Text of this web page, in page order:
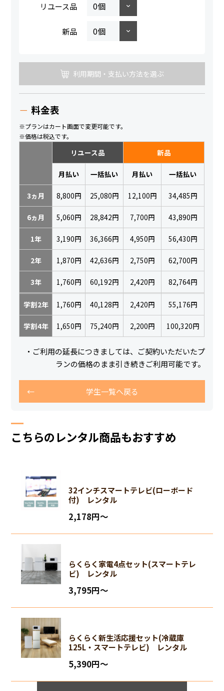
リユース品
新品
利用期間・支払い方法を選ぶ
料金表
※プランはカート画面で変更可能です。
※価格は税込です。
リユース品 新品
月払い 一括払い 月払い 一括払い
3ヵ月 8,800円 25,080円 12,100円 34,485円
6ヵ月 5,060円 28,842円 7,700円 43,890円
1年 3,190円 36,366円 4,950円 56,430円
2年 1,870円 42,636円 2,750円 62,700円
3年 1,760円 60,192円 2,420円 82,764円
学割2年 1,760円 40,128円 2,420円 55,176円
学割4年 1,650円 75,240円 2,200円 100,320円
・ご利用の延長につきましては、ご契約いただいたプ
ランの価格のまま引き続きご利用可能です。
学生一覧へ戻る
こちらのレンタル商品もおすすめ
32インチスマートテレビ(ローボード
付) レンタル
2,178円〜
らくらく家電4点セット(スマートテレ
ビ) レンタル
3,795円〜
らくらく新生活応援セット(冷蔵庫
125L・スマートテレビ) レンタル
5,390円〜